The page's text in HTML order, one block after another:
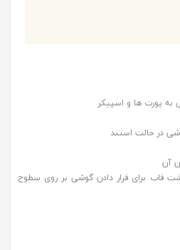
پورت ها و اسپیکر
در حالت استند
آن
قاب برای قرار دادن گوشی بر روی سطوح